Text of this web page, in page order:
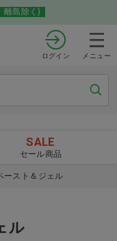
離島除く)
ログイン メニュー
SALE
セール商品
ースト＆ジェル
ル